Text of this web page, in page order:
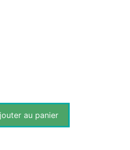
au panier